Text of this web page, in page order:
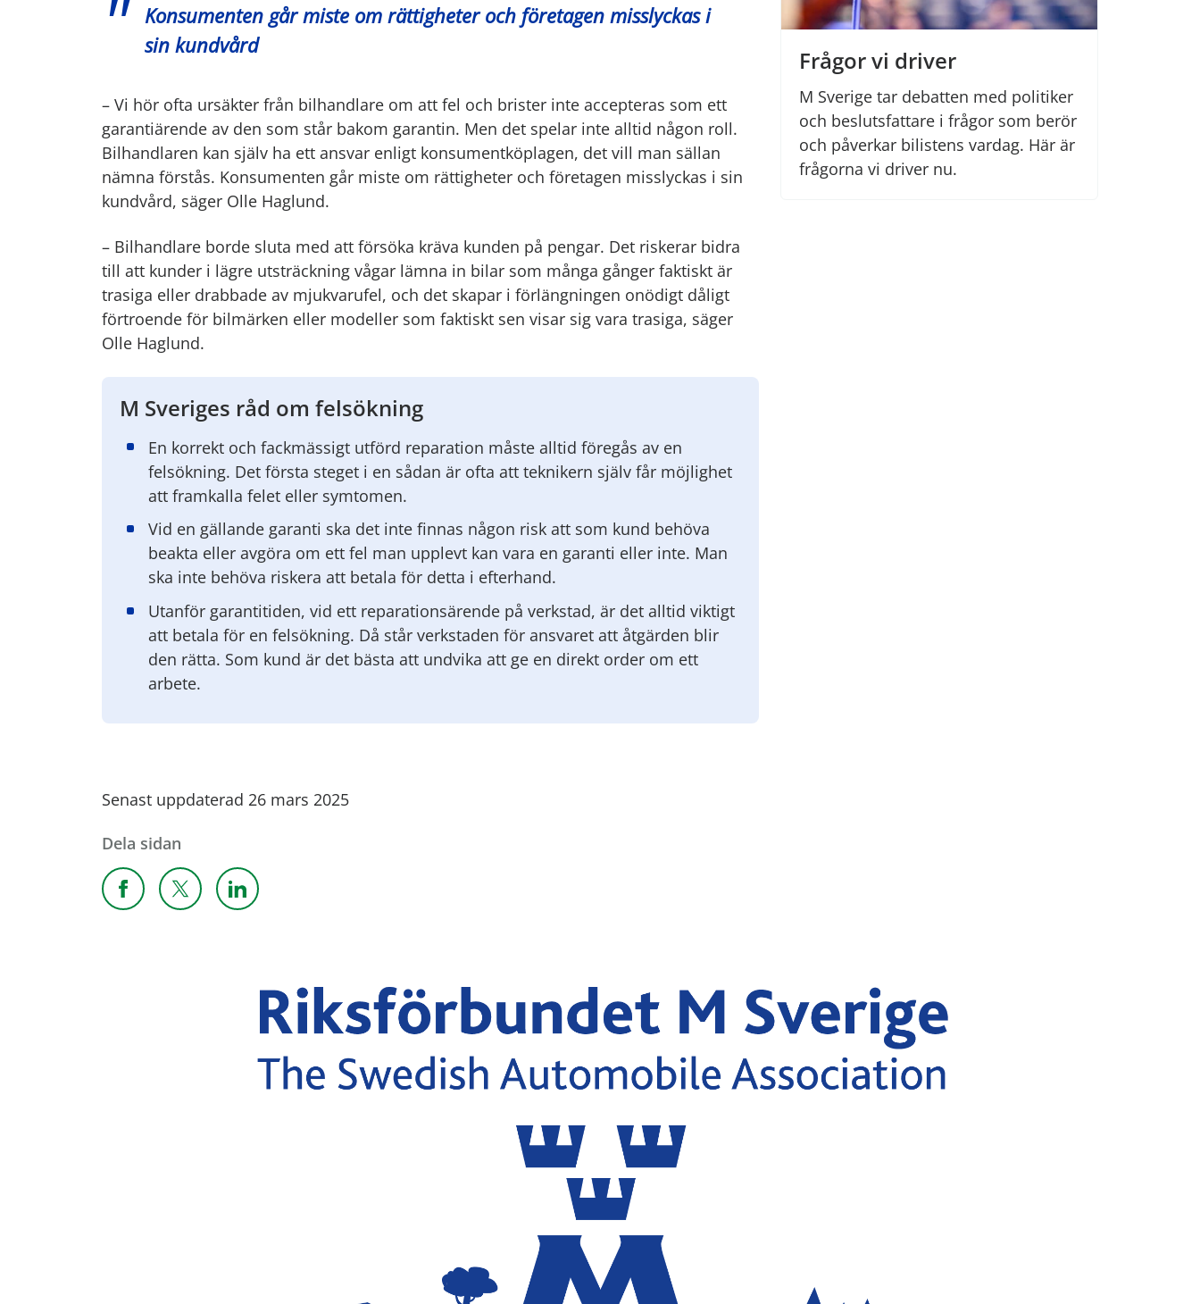
Konsumenten går miste om rättigheter och företagen misslyckas i
sin kundvård
– Vi hör ofta ursäkter från bilhandlare om att fel och brister inte accepteras som ett
garantiärende av den som står bakom garantin. Men det spelar inte alltid någon roll.
Bilhandlaren kan själv ha ett ansvar enligt konsumentköplagen, det vill man sällan
nämna förstås. Konsumenten går miste om rättigheter och företagen misslyckas i sin
kundvård, säger Olle Haglund.
– Bilhandlare borde sluta med att försöka kräva kunden på pengar. Det riskerar bidra
till att kunder i lägre utsträckning vågar lämna in bilar som många gånger faktiskt är
trasiga eller drabbade av mjukvarufel, och det skapar i förlängningen onödigt dåligt
förtroende för bilmärken eller modeller som faktiskt sen visar sig vara trasiga, säger
Olle Haglund.
M Sveriges råd om felsökning
En korrekt och fackmässigt utförd reparation måste alltid föregås av en
felsökning. Det första steget i en sådan är ofta att teknikern själv får möjlighet
att framkalla felet eller symtomen.
Vid en gällande garanti ska det inte finnas någon risk att som kund behöva
beakta eller avgöra om ett fel man upplevt kan vara en garanti eller inte. Man
ska inte behöva riskera att betala för detta i efterhand.
Utanför garantitiden, vid ett reparationsärende på verkstad, är det alltid viktigt
att betala för en felsökning. Då står verkstaden för ansvaret att åtgärden blir
den rätta. Som kund är det bästa att undvika att ge en direkt order om ett
arbete.
Frågor vi driver
M Sverige tar debatten med politiker
och beslutsfattare i frågor som berör
och påverkar bilistens vardag. Här är
frågorna vi driver nu.
Senast uppdaterad 26 mars 2025
Dela sidan
Dela sidan på Facebook
Dela sidan på XDela sidan på Linkedin